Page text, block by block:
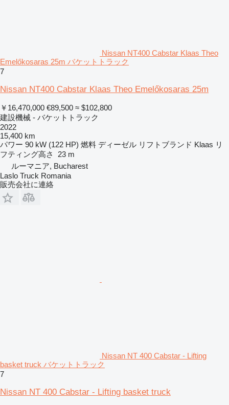
Nissan NT400 Cabstar Klaas Theo
Emelőkosaras 25m バケットトラック
7
Nissan NT400 Cabstar Klaas Theo Emelőkosaras 25m
￥16,470,000 €89,500 ≈ $102,800
建設機械 - バケットトラック
2022
15,400 km
パワー 90 kW (122 HP) 燃料 ディーゼル リフトブランド Klaas リ
フティング高さ
23 m
ルーマニア, Bucharest
Laslo Truck Romania
販売会社に連絡
Nissan NT 400 Cabstar - Lifting
basket truck バケットトラック
7
Nissan NT 400 Cabstar - Lifting basket truck